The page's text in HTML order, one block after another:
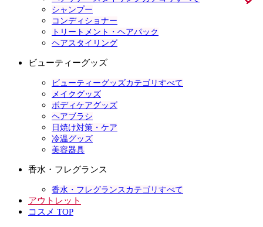
シャンプー
コンディショナー
トリートメント・ヘアパック
ヘアスタイリング
ビューティーグッズ
ビューティーグッズカテゴリすべて
メイクグッズ
ボディケアグッズ
ヘアブラシ
日焼け対策・ケア
冷温グッズ
美容器具
香水・フレグランス
香水・フレグランスカテゴリすべて
アウトレット
コスメ TOP